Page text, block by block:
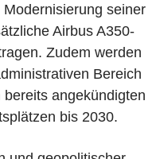
seiner
Airbus A350-
Zudem werden
Bereich
angekündigten
bis 2030.